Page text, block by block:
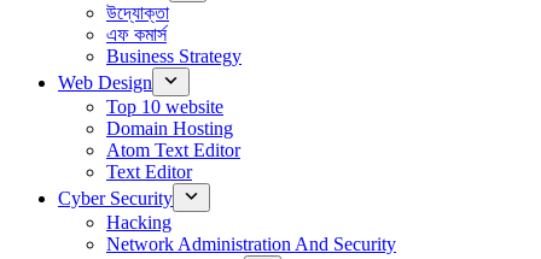
উদ্যোক্তা
এফ কমার্স
Business Strategy
Web Design
Top 10 website
Domain Hosting
Atom Text Editor
Text Editor
Cyber Security
Hacking
Network Administration And Security